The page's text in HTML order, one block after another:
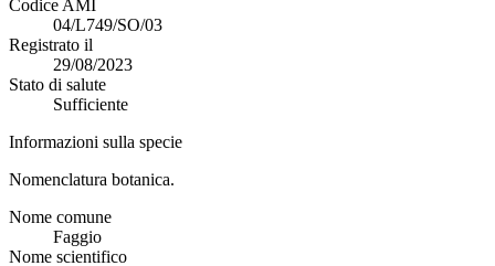
Codice AMI
04/L749/SO/03
Registrato il
29/08/2023
Stato di salute
Sufficiente
Informazioni sulla specie
Nomenclatura botanica.
Nome comune
Faggio
Nome scientifico